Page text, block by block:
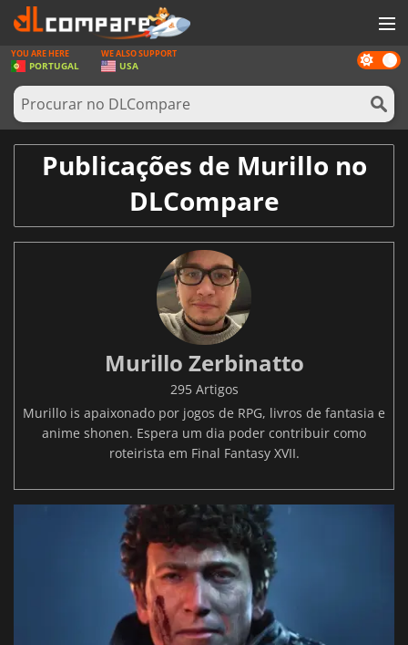
JOGOS
GAME CARDS
SOFTWARE
REWARDS
NOTÍCIAS
Dark
mode
YOU ARE HERE
PORTUGAL
WE ALSO SUPPORT
USA
Publicações de Murillo no
DLCompare
Murillo Zerbinatto
295 Artigos
Murillo is apaixonado por jogos de RPG, livros de fantasia e
anime shonen. Espera um dia poder contribuir como
roteirista em Final Fantasy XVII.